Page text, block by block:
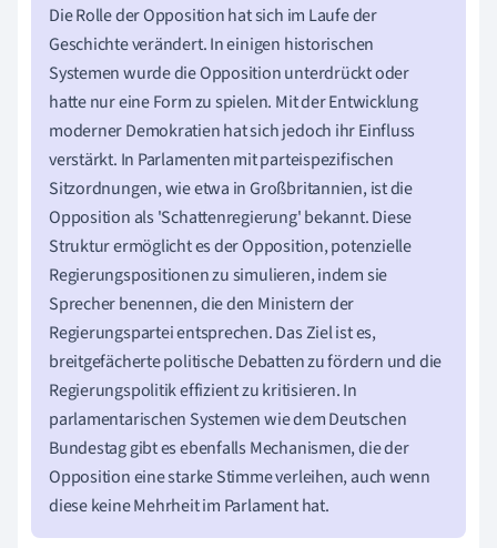
Die Rolle der Opposition hat sich im Laufe der
Geschichte verändert. In einigen historischen
Systemen wurde die Opposition unterdrückt oder
hatte nur eine Form zu spielen. Mit der Entwicklung
moderner Demokratien hat sich jedoch ihr Einfluss
verstärkt. In Parlamenten mit parteispezifischen
Sitzordnungen, wie etwa in Großbritannien, ist die
Opposition als 'Schattenregierung' bekannt. Diese
Struktur ermöglicht es der Opposition, potenzielle
Regierungspositionen zu simulieren, indem sie
Sprecher benennen, die den Ministern der
Regierungspartei entsprechen. Das Ziel ist es,
breitgefächerte politische Debatten zu fördern und die
Regierungspolitik effizient zu kritisieren. In
parlamentarischen Systemen wie dem Deutschen
Bundestag gibt es ebenfalls Mechanismen, die der
Opposition eine starke Stimme verleihen, auch wenn
diese keine Mehrheit im Parlament hat.